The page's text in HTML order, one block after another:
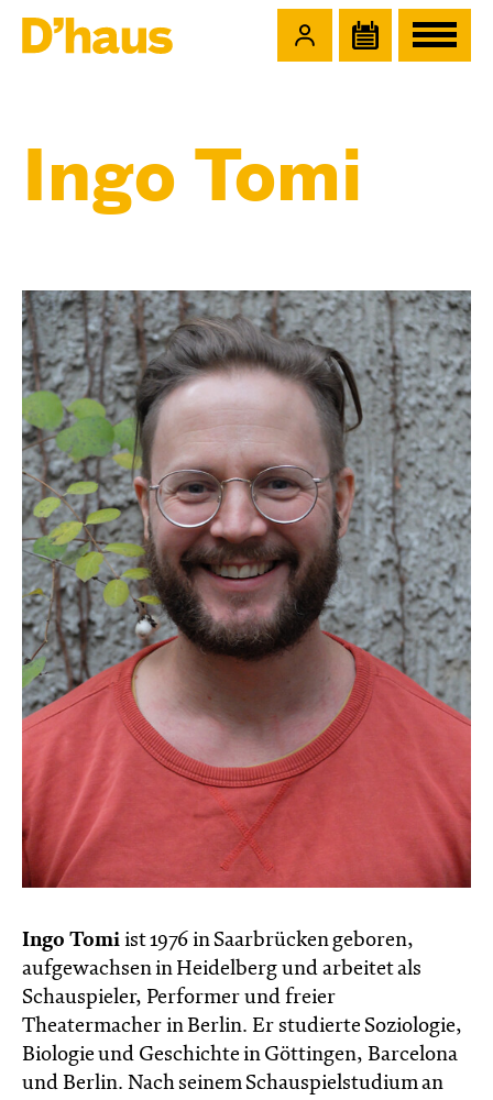
Ingo Tomi
Ingo Tomi ist 1976 in Saarbrücken geboren,
aufgewachsen in Heidelberg und arbeitet als
Schauspieler, Performer und freier
Theatermacher in Berlin. Er studierte Soziologie,
Biologie und Geschichte in Göttingen, Barcelona
und Berlin. Nach seinem Schauspielstudium an